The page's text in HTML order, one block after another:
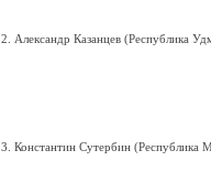
2. Александр Казанцев (Республика
3. Константин Сутербин (Республика